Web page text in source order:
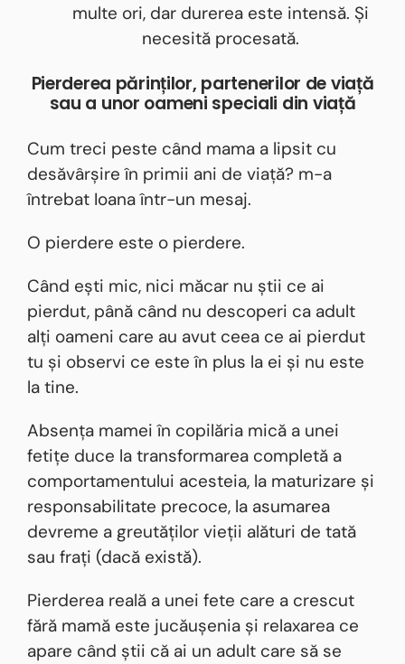
multe ori, dar durerea este intensă. Și
necesită procesată.
Pierderea părinților, partenerilor de viață
sau a unor oameni speciali din viață
Cum treci peste când mama a lipsit cu
desăvârșire în primii ani de viață? m-a
întrebat Ioana într-un mesaj.
O pierdere este o pierdere.
Când ești mic, nici măcar nu știi ce ai
pierdut, până când nu descoperi ca adult
alți oameni care au avut ceea ce ai pierdut
tu și observi ce este în plus la ei și nu este
la tine.
Absența mamei în copilăria mică a unei
fetițe duce la transformarea completă a
comportamentului acesteia, la maturizare și
responsabilitate precoce, la asumarea
devreme a greutăților vieții alături de tată
sau frați (dacă există).
Pierderea reală a unei fete care a crescut
fără mamă este jucăușenia și relaxarea ce
apare când știi că ai un adult care să se